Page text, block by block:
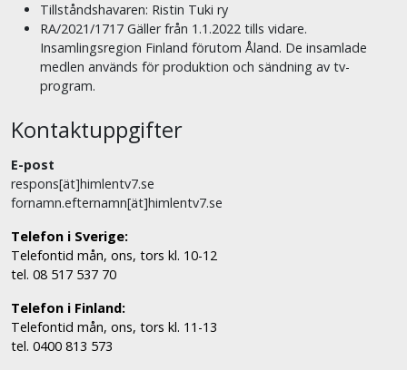
Tillståndshavaren: Ristin Tuki ry
RA/2021/1717 Gäller från 1.1.2022 tills vidare.
Insamlingsregion Finland förutom Åland. De insamlade
medlen används för produktion och sändning av tv-
program.
Kontaktuppgifter
E-post
respons[ät]himlentv7.se
fornamn.efternamn[ät]himlentv7.se
Telefon i Sverige:
Telefontid mån, ons, tors kl. 10-12
tel. 08 517 537 70
Telefon i Finland:
Telefontid mån, ons, tors kl. 11-13
tel. 0400 813 573